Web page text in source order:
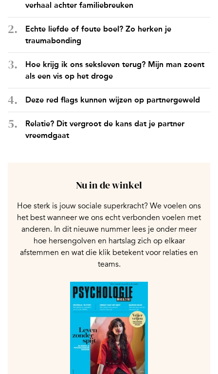
verhaal achter familiebreuken
Echte liefde of foute boel? Zo herken je
traumabonding
Hoe krijg ik ons seksleven terug? Mijn man zoent
als een vis op het droge
Deze red flags kunnen wijzen op partnergeweld
Relatie? Dit vergroot de kans dat je partner
vreemdgaat
Nu in de winkel
Hoe sterk is jouw sociale superkracht? We voelen ons
het best wanneer we ons echt verbonden voelen met
anderen. In dit nieuwe nummer lees je onder meer
hoe hersengolven en hartslag zich op elkaar
afstemmen en wat die klik betekent voor relaties en
teams.